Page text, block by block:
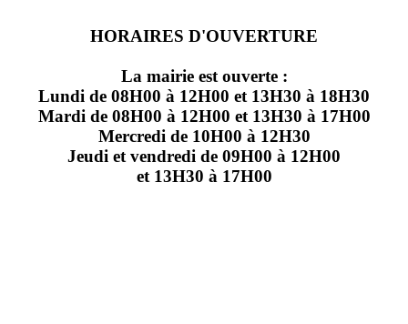
HORAIRES D'OUVERTURE
La mairie est ouverte :
Lundi de 08H00 à 12H00 et 13H30 à 18H30
Mardi de 08H00 à 12H00 et 13H30 à 17H00
Mercredi de 10H00 à 12H30
Jeudi et vendredi de 09H00 à 12H00
et 13H30 à 17H00